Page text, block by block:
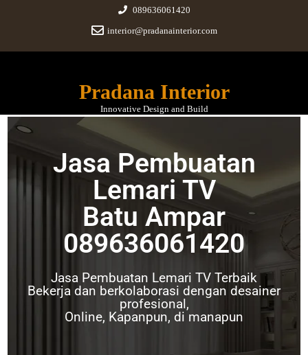
089636061420
interior@pradanainterior.com
Pradana Interior
Innovative Design and Build
Jasa Pembuatan Lemari TV
Batu Ampar
November 6, 2021 |No Comments
Jasa Pembuatan
Lemari TV
Batu Ampar
089636061420
Jasa Pembuatan Lemari TV Terbaik
Bekerja dan berkolaborasi dengan desainer
profesional,
Online, Kapanpun, di manapun